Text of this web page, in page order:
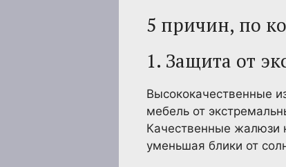
5 причин, по
1. Защита от
Высококачественные
мебель от
Качественные жалюзи
уменьшая блики от